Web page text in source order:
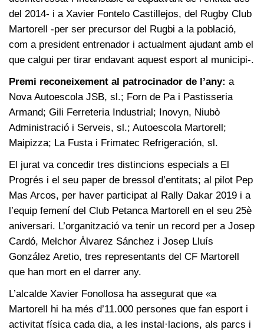
del 2014- i a Xavier Fontelo Castillejos, del Rugby Club
Martorell -per ser precursor del Rugbi a la població,
com a president entrenador i actualment ajudant amb el
que calgui per tirar endavant aquest esport al municipi-.
Premi reconeixement al patrocinador de l’any: a
Nova Autoescola JSB, sl.; Forn de Pa i Pastisseria
Armand; Gili Ferreteria Industrial; Inovyn, Niubò
Administració i Serveis, sl.; Autoescola Martorell;
Maipizza; La Fusta i Frimatec Refrigeración, sl.
El jurat va concedir tres distincions especials a El
Progrés i el seu paper de bressol d’entitats; al pilot Pep
Mas Arcos, per haver participat al Rally Dakar 2019 i a
l’equip femení del Club Petanca Martorell en el seu 25è
aniversari. L’organització va tenir un record per a Josep
Cardó, Melchor Álvarez Sánchez i Josep Lluís
González Aretio, tres representants del CF Martorell
que han mort en el darrer any.
L’alcalde Xavier Fonollosa ha assegurat que «a
Martorell hi ha més d’11.000 persones que fan esport i
activitat física cada dia, a les instal·lacions, als parcs i